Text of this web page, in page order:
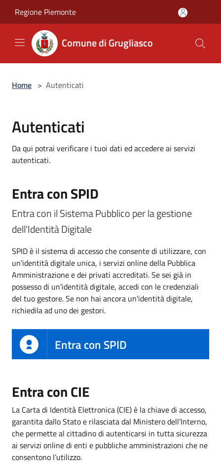
Regione Piemonte
Comune di Grugliasco
Home > Autenticati
Autenticati
Da qui potrai verificare i tuoi dati ed accedere ai servizi
autenticati.
Entra con SPID
Entra con il Sistema Pubblico per la gestione
dell'Identità Digitale
SPID è il sistema di accesso che consente di utilizzare, con
un'identità digitale unica, i servizi online della Pubblica
Amministrazione e dei privati accreditati. Se sei già in
possesso di un'identità digitale, accedi con le credenziali
del tuo gestore. Se non hai ancora un'identità digitale,
richiedila ad uno dei gestori.
Entra con SPID
Entra con CIE
La Carta di Identità Elettronica (CIE) è la chiave di accesso,
garantita dallo Stato e rilasciata dal Ministero dell’Interno,
che permette al cittadino di autenticarsi in tutta sicurezza
ai servizi online di enti e pubbliche amministrazioni che ne
consentono l’utilizzo.